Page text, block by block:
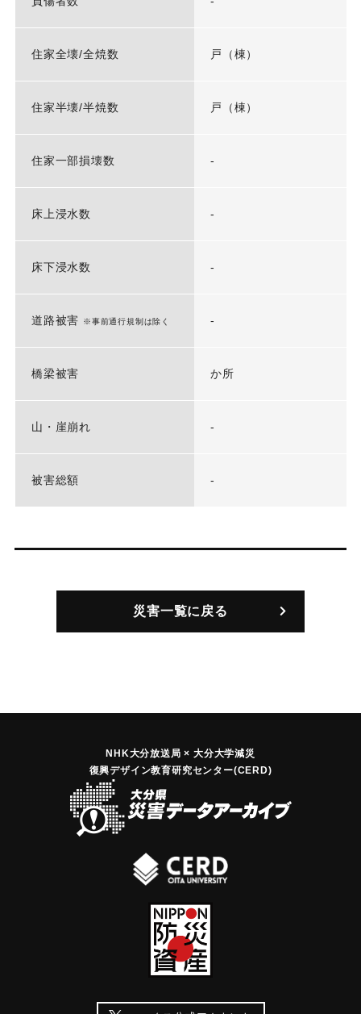
住家全壊/全焼数 戸（棟）
住家半壊/半焼数 戸（棟）
住家一部損壊数 -
床上浸水数 -
床下浸水数 -
道路被害 ※事前通行規制は除く -
橋梁被害 か所
山・崖崩れ -
被害総額 -
災害一覧に戻る
NHK大分放送局 × 大分大学減災
復興デザイン教育研究センター(CERD)